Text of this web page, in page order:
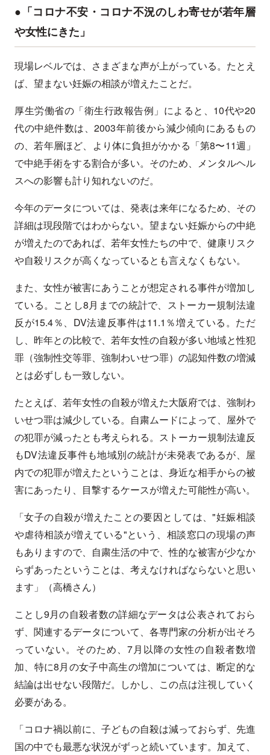
●「コロナ不安・コロナ不況のしわ寄せが若年層
や女性にきた」
現場レベルでは、さまざまな声が上がっている。たとえ
ば、望まない妊娠の相談が増えたことだ。
厚生労働省の「衛生行政報告例」によると、10代や20
代の中絶件数は、2003年前後から減少傾向にあるもの
の、若年層ほど、より体に負担がかかる「第8〜11週」
で中絶手術をする割合が多い。そのため、メンタルヘル
スへの影響も計り知れないのだ。
今年のデータについては、発表は来年になるため、その
詳細は現段階ではわからない。望まない妊娠からの中絶
が増えたのであれば、若年女性たちの中で、健康リスク
や自殺リスクが高くなっているとも言えなくもない。
また、女性が被害にあうことが想定される事件が増加し
ている。ことし8月までの統計で、ストーカー規制法違
反が15.4％、DV法違反事件は11.1％増えている。ただ
し、昨年との比較で、若年女性の自殺が多い地域と性犯
罪（強制性交等罪、強制わいせつ罪）の認知件数の増減
とは必ずしも一致しない。
たとえば、若年女性の自殺が増えた大阪府では、強制わ
いせつ罪は減少している。自粛ムードによって、屋外で
の犯罪が減ったとも考えられる。ストーカー規制法違反
もDV法違反事件も地域別の統計が未発表であるが、屋
内での犯罪が増えたということは、身近な相手からの被
害にあったり、目撃するケースが増えた可能性が高い。
「女子の自殺が増えたことの要因としては、"妊娠相談
や虐待相談が増えている"という、相談窓口の現場の声
もありますので、自粛生活の中で、性的な被害が少なか
らずあったということは、考えなければならないと思い
ます」（高橋さん）
ことし9月の自殺者数の詳細なデータは公表されておら
ず、関連するデータについて、各専門家の分析が出そろ
っていない。そのため、7月以降の女性の自殺者数増
加、特に8月の女子中高生の増加については、断定的な
結論は出せない段階だ。しかし、この点は注視していく
必要がある。
「コロナ禍以前に、子どもの自殺は減っておらず、先進
国の中でも最悪な状況がずっと続いています。加えて、